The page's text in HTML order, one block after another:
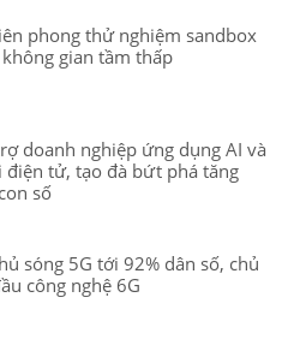
phong thử nghiệm sandbox
gian tầm thấp
doanh nghiệp ứng dụng AI và
điện tử, tạo đà bứt phá tăng
số
sóng 5G tới 92% dân số, chủ
công nghệ 6G